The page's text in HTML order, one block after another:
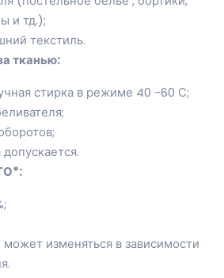
и тд.);
текстиль.
тканью:
стирка в режиме 40 -60 С;
изменяться в зависимости